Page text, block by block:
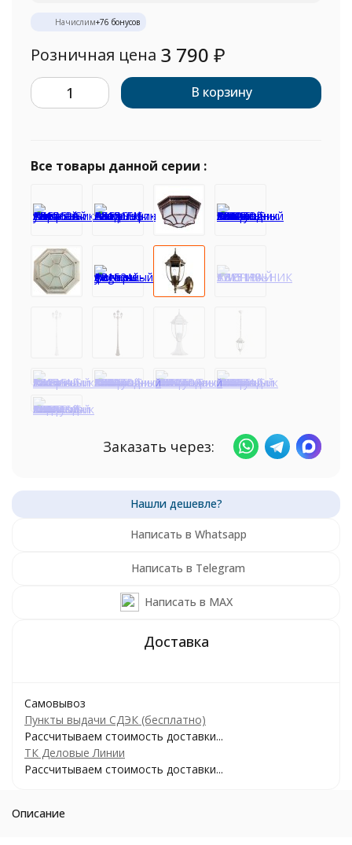
Начислим+76 бонусов
Розничная цена 3 790 ₽
В корзину
Все товары данной серии :
Заказать через:
Написать в Whatsapp
Написать в Telegram
Написать в MAX
Самовывоз
Пункты выдачи СДЭК (бесплатно)
Рассчитываем стоимость доставки...
ТК Деловые Линии
Рассчитываем стоимость доставки...
Описание